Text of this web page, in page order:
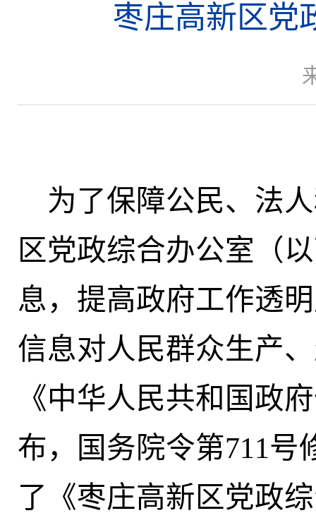
枣庄高新区党
为了保障公民、法
区党政综合办公室（
息，提高政府工作透
信息对人民群众生产
《中华人民共和国政
布，国务院令第711号
了《枣庄高新区党政